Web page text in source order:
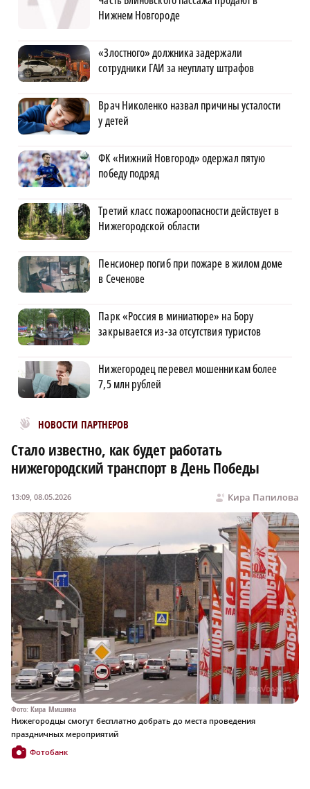
Нижнем Новгороде
«Злостного» должника задержали
сотрудники ГАИ за неуплату штрафов
Врач Николенко назвал причины усталости
у детей
ФК «Нижний Новгород» одержал пятую
победу подряд
Третий класс пожароопасности действует в
Нижегородской области
Пенсионер погиб при пожаре в жилом доме
в Сеченове
Парк «Россия в миниатюре» на Бору
закрывается из-за отсутствия туристов
Нижегородец перевел мошенникам более
7,5 млн рублей
НОВОСТИ ПАРТНЕРОВ
Новости МирТесен
Стало известно, как будет работать
нижегородский транспорт в День Победы
Кира Папилова
13:09, 08.05.2026
Фото: Кира Мишина
Нижегородцы смогут бесплатно добрать до места проведения
праздничных мероприятий
Фотобанк